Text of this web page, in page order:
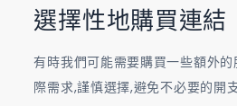
選擇性地購買連結
有時我們可能需要購買一些額外
際需求,謹慎選擇,避免不必要的開